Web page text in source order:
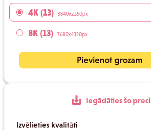
4K (13) 3840x2160px
8K (13) 7680x4320px
Pievienot grozam
Iegādāties šo preci
Izvēlieties kvalitāti